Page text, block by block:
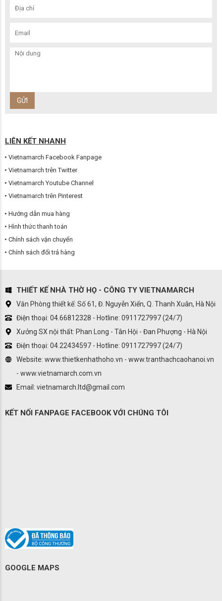
LIÊN KẾT NHANH
Vietnamarch Facebook Fanpage
Vietnamarch trên Twitter
Vietnamarch Youtube Channel
Vietnamarch trên Pinterest
Hướng dẫn mua hàng
Hình thức thanh toán
Chính sách vận chuyển
Chính sách đổi trả hàng
THIẾT KẾ NHÀ THỜ HỌ - CÔNG TY VIETNAMARCH
Văn Phòng thiết kế: Số 61, Đ. Nguyễn Xiển, Q. Thanh Xuân, Hà Nội
Điện thoại: 04.66812328 - Hotline: 0911727997 (24/7)
Xưởng SX nội thất: Phan Long - Tân Hội - Đan Phượng - Hà Nội
Điện thoại: 04.22434597 - Hotline: 0911727997 (24/7)
Website: www.thietkenhathoho.vn - www.tranthachcaohanoi.vn
- www.vietnamarch.com.vn
Email: vietnamarch.ltd@gmail.com
KẾT NỐI FANPAGE FACEBOOK VỚI CHÚNG TÔI
GOOGLE MAPS